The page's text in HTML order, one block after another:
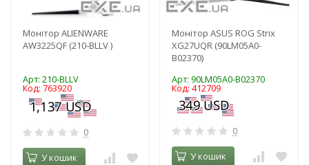
Монітор ALIENWARE
AW3225QF (210-BLLV )
Арт: 210-BLLV
Код: 763920
0
У кошик
Монітор ASUS ROG Strix
XG27UQR (90LM05A0-
B02370)
Арт: 90LM05A0-B02370
Код: 412709
0
У кошик